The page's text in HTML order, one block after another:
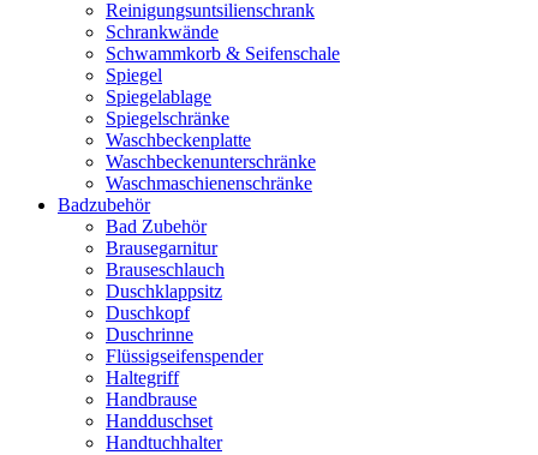
Reinigungsuntsilienschrank
Schrankwände
Schwammkorb & Seifenschale
Spiegel
Spiegelablage
Spiegelschränke
Waschbeckenplatte
Waschbeckenunterschränke
Waschmaschienenschränke
Badzubehör
Bad Zubehör
Brausegarnitur
Brauseschlauch
Duschklappsitz
Duschkopf
Duschrinne
Flüssigseifenspender
Haltegriff
Handbrause
Handduschset
Handtuchhalter